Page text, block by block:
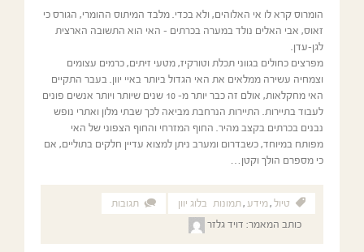
הומרוס קרא לו אי האלוהים, ולא בכדי. מלבד המיתוס ההומרי, הגורס כי
זאוס, אבי האלים נולד במערה בכרתים – האי הוא התשובה הארצית
לגן-עדן.
מפרצים כחולים בגווני תכלת וטורקיז, מטעי זיתים, כרמים עצומים
וצמחיה עשירה ממלאים את האי הגדול ביותר באיי יוון. בעבר התקיים
האי מחקלאות, אולם זה כבר יותר מ- 10 שנים שיותר ויותר אנשים פונים
לעבוד בתיירות. התיירות הנרחבת מביאה לכך שבתי מלון ואתרי נופש
נבנים בכרתים בקצב מהיר. החוף המזרחי והחוף הצפוני של האי
מפותח במיוחד, כשבדרום ומערב ניתן למצוא עדיין חלקים בתוליים, אם
כי מספרם הולך וקטן…
טיול ,מידע ,תמונות בלוג יוון
תגובות
כותב המאמר: דויד גלזר